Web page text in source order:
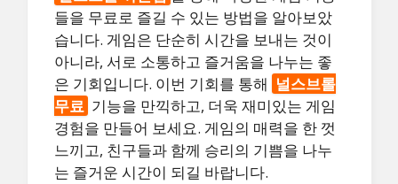
들을 무료로 즐길 수 있는 방법을 알아보았
습니다. 게임은 단순히 시간을 보내는 것이
아니라, 서로 소통하고 즐거움을 나누는 좋
은 기회입니다. 이번 기회를 통해 널스브롤
무료 기능을 만끽하고, 더욱 재미있는 게임
경험을 만들어 보세요. 게임의 매력을 한 껏
느끼고, 친구들과 함께 승리의 기쁨을 나누
는 즐거운 시간이 되길 바랍니다.